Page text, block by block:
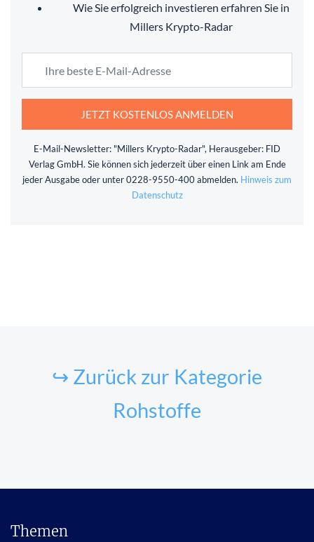
Wie Sie erfolgreich investieren erfahren Sie in
Millers Krypto-Radar
JETZT KOSTENLOS ANMELDEN
E-Mail-Newsletter: "Millers Krypto-Radar", Herausgeber: FID
Verlag GmbH. Sie können sich jederzeit über einen Link am Ende
jeder Ausgabe oder unter 0228-9550-400 abmelden. Hinweis zum
Datenschutz
↪ Zurück zur Kategorie
Rohstoffe
Themen